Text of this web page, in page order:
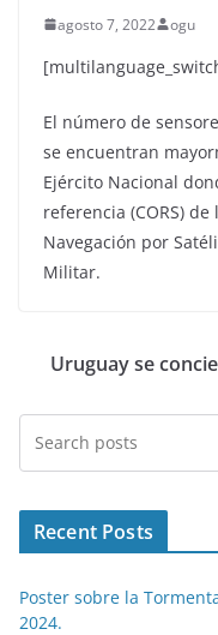
agosto 7, 2022 ogu
El número de
se encuentran
Ejército Nacional
referencia (CORS)
Navegación por
Militar.
Uruguay se
Recent Posts
Poster sobre la
2024.